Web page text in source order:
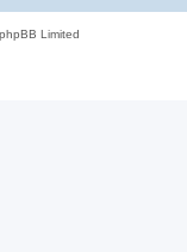
Limited